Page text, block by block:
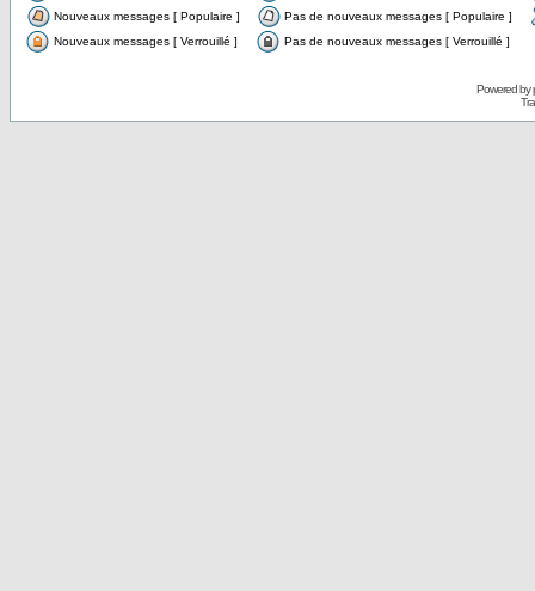
Nouveaux messages [ Populaire ]
Pas de nouveaux messages [ Populaire ]
Nouveaux messages [ Verrouillé ]
Pas de nouveaux messages [ Verrouillé ]
Powered by